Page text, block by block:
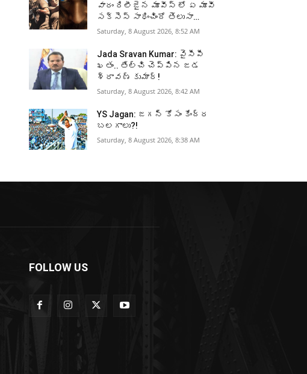
వారం రిలీజైన మూవీస్ లో ఏ మూవీ
సక్సెస్ సాధించిందో తెలుసా…
Saturday, 8 August 2026, 8:52 AM
Jada Sravan Kumar: వైసీపీ
ఖతం.. తేల్చి చెప్పిన జడ
శ్రావణ్ కుమార్!
Saturday, 8 August 2026, 8:42 AM
YS Jagan: జగన్ కోసం కేంద్ర
బలగాలు?!
Saturday, 8 August 2026, 8:38 AM
FOLLOW US